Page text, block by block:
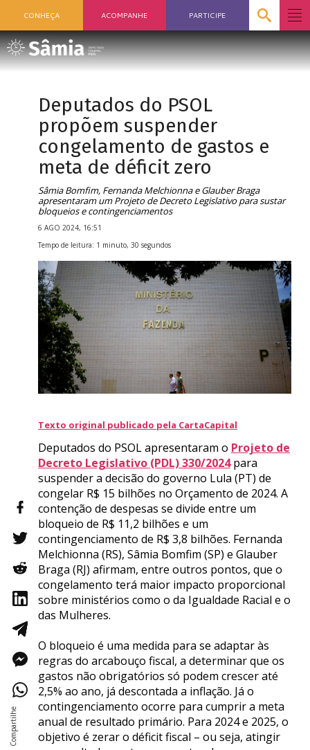
CONHEÇA ACOMPANHE PARTICIPE
Deputados do PSOL
propõem suspender
congelamento de gastos e
meta de déficit zero
Sâmia Bomfim, Fernanda Melchionna e Glauber Braga
apresentaram um Projeto de Decreto Legislativo para sustar
bloqueios e contingenciamentos
6 AGO 2024, 16:51
Tempo de leitura: 1 minuto, 30 segundos
Texto original publicado pela CartaCapital
Deputados do PSOL apresentaram o Projeto de
Decreto Legislativo (PDL) 330/2024para
suspender a decisão do governo Lula (PT) de
congelar R$ 15 bilhões no Orçamento de 2024. A
contenção de despesas se divide entre um
bloqueio de R$ 11,2 bilhões e um
contingenciamento de R$ 3,8 bilhões. Fernanda
Melchionna (RS), Sâmia Bomfim (SP) e Glauber
Braga (RJ) afirmam, entre outros pontos, que o
congelamento terá maior impacto proporcional
sobre ministérios como o da Igualdade Racial e o
das Mulheres.
O bloqueio é uma medida para se adaptar às
regras do arcabouço fiscal, a determinar que os
gastos não obrigatórios só podem crescer até
2,5% ao ano, já descontada a inflação. Já o
contingenciamento ocorre para cumprir a meta
anual de resultado primário. Para 2024 e 2025, o
objetivo é zerar o déficit fiscal – ou seja, atingir